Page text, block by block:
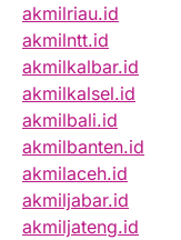
akmilriau.id
akmilntt.id
akmilkalbar.id
akmilkalsel.id
akmilbali.id
akmilbanten.id
akmilaceh.id
akmiljabar.id
akmiljateng.id